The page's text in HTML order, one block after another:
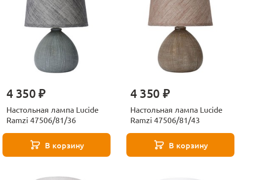
4 350 ₽
Настольная лампа Lucide
Ramzi 47506/81/36
В корзину
4 350 ₽
Настольная лампа Lucide
Ramzi 47506/81/43
В корзину